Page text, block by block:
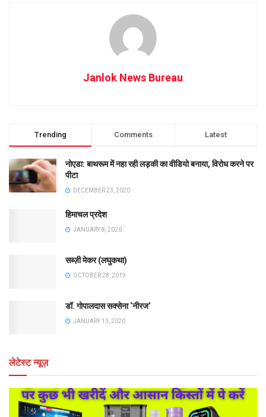
Janlok News Bureau
Trending Comments Latest
नोएडा: बाथरूम में नहा रही लड़की का वीडियो बनाया, विरोध करने पर
पीटा
DECEMBER 23, 2020
हिमाचल प्रदेश
JANUARY 8, 2020
सब्ज़ी मेकर (लघुकथा)
OCTOBER 28, 2019
डॉ. गोपालदास सक्सेना ‘नीरज’
JANUARY 13, 2020
लेटेस्ट न्यूज़